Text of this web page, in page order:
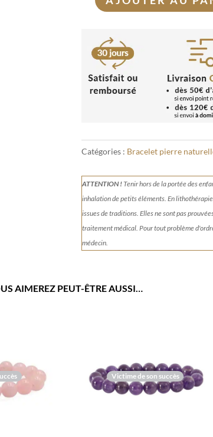
quantité
Bracelet
Oeil
Multiple
10mm
Catégories : Bracelet pierre
ATTENTION !Tenirhors de la portée des
inhalation de petits éléments.En
issues de traditions. Elles ne sont pas
traitement médical. Pour tout problème
médecin.
AIMEREZ PEUT-ÊTRE AUSSI…
Victime de son succès